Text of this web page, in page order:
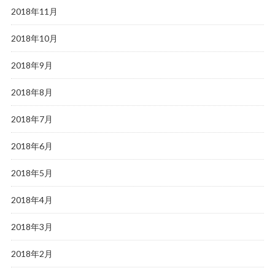
2018年11月
2018年10月
2018年9月
2018年8月
2018年7月
2018年6月
2018年5月
2018年4月
2018年3月
2018年2月